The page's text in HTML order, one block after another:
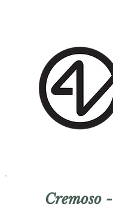
Cremoso -